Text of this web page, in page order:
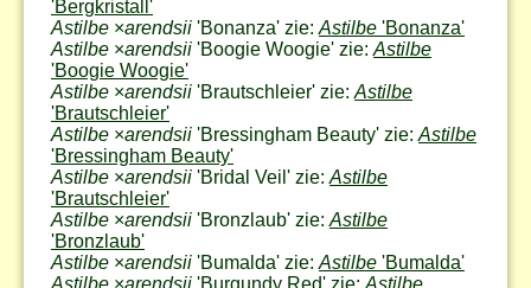
'Bergkristall'
Astilbe ×arendsii 'Bonanza' zie: Astilbe 'Bonanza'
Astilbe ×arendsii 'Boogie Woogie' zie: Astilbe
'Boogie Woogie'
Astilbe ×arendsii 'Brautschleier' zie: Astilbe
'Brautschleier'
Astilbe ×arendsii 'Bressingham Beauty' zie: Astilbe
'Bressingham Beauty'
Astilbe ×arendsii 'Bridal Veil' zie: Astilbe
'Brautschleier'
Astilbe ×arendsii 'Bronzlaub' zie: Astilbe
'Bronzlaub'
Astilbe ×arendsii 'Bumalda' zie: Astilbe 'Bumalda'
Astilbe ×arendsii 'Burgundy Red' zie: Astilbe